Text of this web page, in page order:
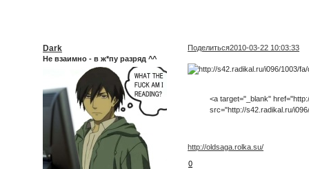
Поделиться2010-03-22 10:03:33
Dark
Не взаимно - в ж*пу разряд ^^
<a target="_blank"
src="http://s42.radikal.ru/
http://oldsaga.rolka.su/
0